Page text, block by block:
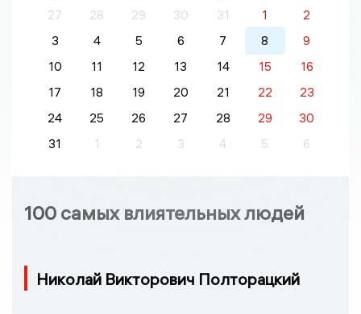
27
28 29 30 31 1
2
3
4 5 6 7 8
9
10
11 12 13 14 15
16
17
18 19 20 21 22
23
24
25 26 27 28 29
30
31
1 2 3 4 5 6
100 самых влиятельных людей
Николай Викторович Полторацкий